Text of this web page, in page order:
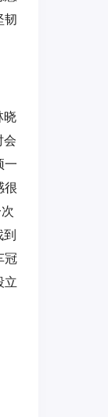
韧
晓
会
一
很
到
冠
立